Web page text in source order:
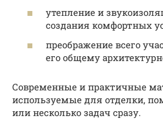
утепление и
создания комфортных
преображение всего
его общему
Современные и практичные
используемые для отделки,
или несколько задач сразу.